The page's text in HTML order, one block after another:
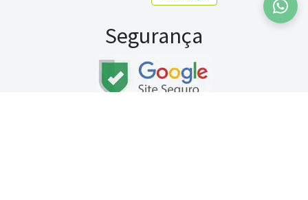
Segurança